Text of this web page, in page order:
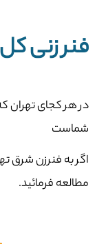
فنر زنی
در هر کجای تهران
شماست
اگر به فنرزن شرق
مطالعه فرمائید.